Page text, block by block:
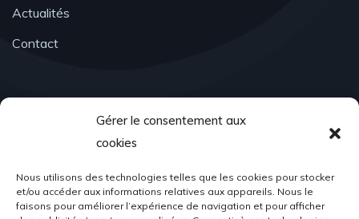
Gérer le consentement aux
cookies
Nous utilisons des technologies telles que les cookies pour stocker
et/ou accéder aux informations relatives aux appareils. Nous le
faisons pour améliorer l’expérience de navigation et pour afficher
Actualités
Contact
Contact
Email Address
associationacr98@gmail.com